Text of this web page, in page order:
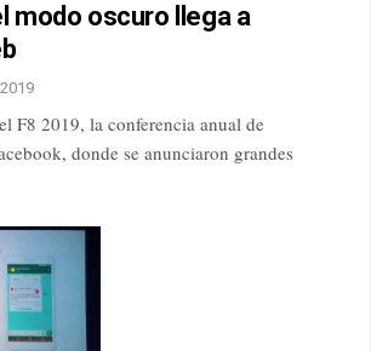
modo oscuro llega a
F8 2019, la conferencia anual de
donde se anunciaron grandes